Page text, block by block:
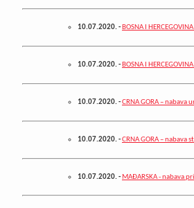
10.07.2020.-BOSNA I
10.07.2020.-BOSNA I
10.07.2020.-CRNA GORA –
10.07.2020.-CRNA GORA – nabava
10.07.2020.- MAĐARSKA - nabava